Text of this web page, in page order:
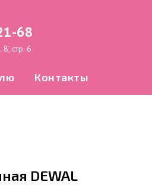
68
стр. 6
Контакты
DEWAL